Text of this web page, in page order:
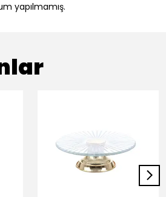
yapılmamış.